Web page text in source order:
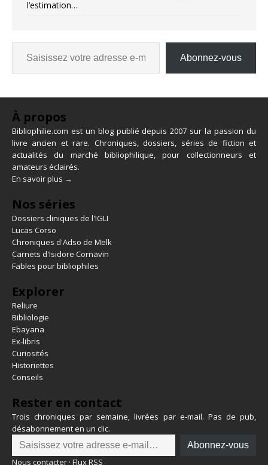
l’estimation…
Abonnez-vous
À propos
Bibliophilie.com est un blog publié depuis 2007 sur la passion du
livre ancien et rare. Chroniques, dossiers, séries de fiction et
actualités du marché bibliophilique, pour collectionneurs et
amateurs éclairés.
En savoir plus →
Nos séries
Dossiers cliniques de l'IGLI
Lucas Corso
Chroniques d'Adso de Melk
Carnets d'Isidore Cornavin
Fables pour bibliophiles
Explorer
Reliure
Bibliologie
Ebayana
Ex-libris
Curiosités
Historiettes
Conseils
Rester en contact
Trois chroniques par semaine, livrées par e-mail. Pas de pub,
désabonnement en un clic.
Abonnez-vous
Nous contacter · Flux RSS